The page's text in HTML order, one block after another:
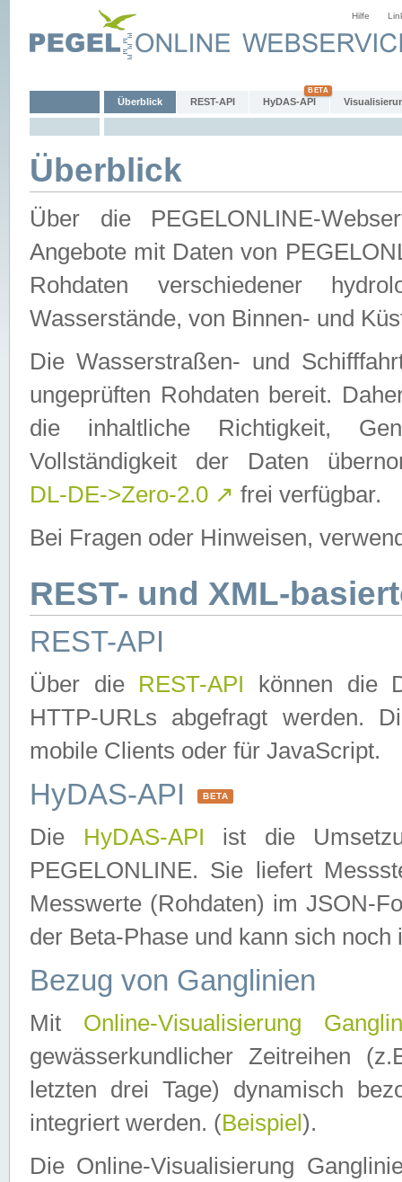
Hilfe
Überblick REST-API HyDAS-API
Überblick
Über die PEGELONLINE-
Angebote mit Daten von
Rohdaten verschiedener
Wasserstände, von Binnen- und
Die Wasserstraßen- und
ungeprüften Rohdaten bereit.
die inhaltliche Richtigkeit,
Vollständigkeit der Daten
DL-DE->Zero-2.0 ↗ frei verfügbar.
Bei Fragen oder Hinweisen,
REST- und XML-
REST-API
Über die REST-API können die
HTTP-URLs abgefragt werden.
mobile Clients oder für JavaScript.
HyDAS-API BETA
Die HyDAS-API ist die
PEGELONLINE. Sie liefert
Messwerte (Rohdaten) im JSON-
der Beta-Phase und kann sich noch
Bezug von Ganglinien
Mit Online-Visualisierung
gewässerkundlicher Zeitreihen
letzten drei Tage) dynamisch
integriert werden. (Beispiel ).
Die Online-Visualisierung